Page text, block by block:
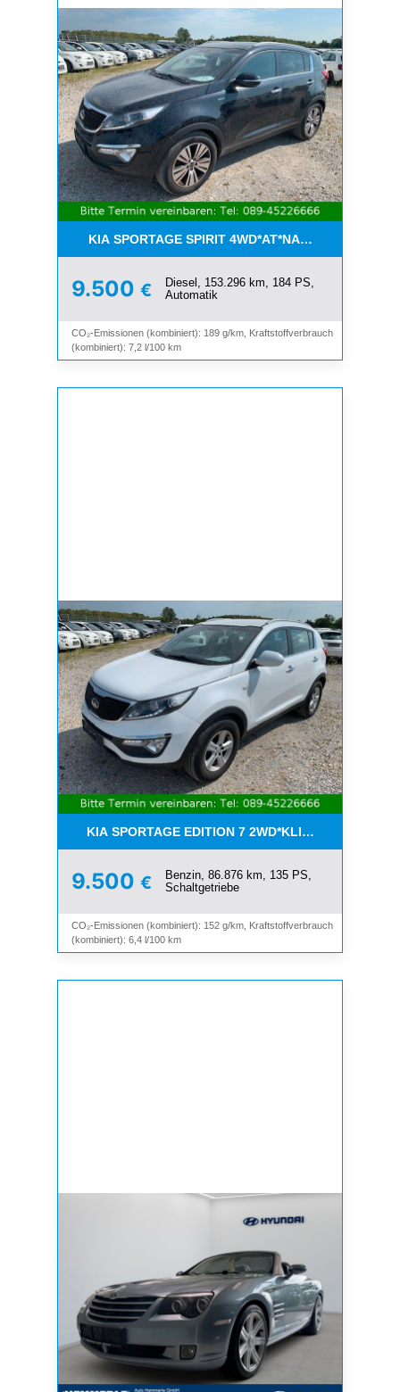
KIA SPORTAGE SPIRIT 4WD*AT*NAVI*8-
9.500 €
Diesel, 153.296 km, 184 PS,
Automatik
CO₂-Emissionen (kombiniert): 189 g/km, Kraftstoffverbrauch
(kombiniert): 7,2 l/100 km
KIA SPORTAGE EDITION 7
9.500 €
Benzin, 86.876 km, 135 PS,
Schaltgetriebe
CO₂-Emissionen (kombiniert): 152 g/km, Kraftstoffverbrauch
(kombiniert): 6,4 l/100 km